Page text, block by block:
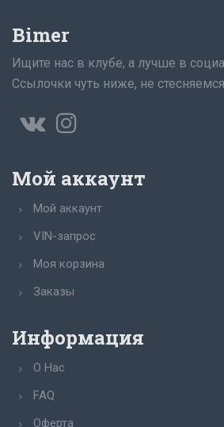
Bimer
Ищите нас в клубе, а лучше в
Ссылочки чуть ниже, не
Мой аккаунт
Мой аккаунт
VIN-запрос
Моя корзина
Заказы
Информация
О Нас
FAQ
Оферта